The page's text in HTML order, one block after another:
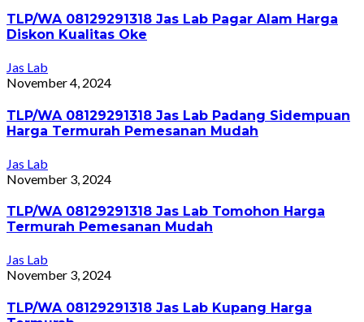
TLP/WA 08129291318 Jas Lab Pagar Alam Harga
Diskon Kualitas Oke
Jas Lab
November 4, 2024
TLP/WA 08129291318 Jas Lab Padang Sidempuan
Harga Termurah Pemesanan Mudah
Jas Lab
November 3, 2024
TLP/WA 08129291318 Jas Lab Tomohon Harga
Termurah Pemesanan Mudah
Jas Lab
November 3, 2024
TLP/WA 08129291318 Jas Lab Kupang Harga